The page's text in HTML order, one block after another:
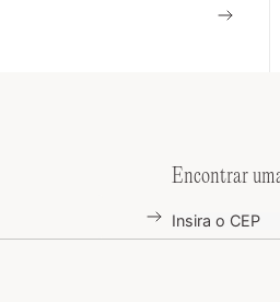
Encontrar